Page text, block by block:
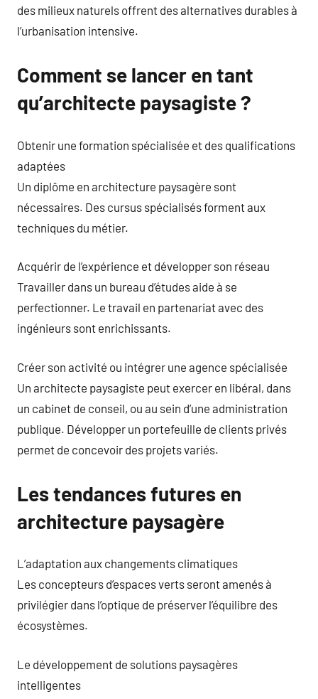
des milieux naturels offrent des alternatives durables à
l’urbanisation intensive.
Comment se lancer en tant
qu’architecte paysagiste ?
Obtenir une formation spécialisée et des qualifications
adaptées
Un diplôme en architecture paysagère sont
nécessaires. Des cursus spécialisés forment aux
techniques du métier.
Acquérir de l’expérience et développer son réseau
Travailler dans un bureau d’études aide à se
perfectionner. Le travail en partenariat avec des
ingénieurs sont enrichissants.
Créer son activité ou intégrer une agence spécialisée
Un architecte paysagiste peut exercer en libéral, dans
un cabinet de conseil, ou au sein d’une administration
publique. Développer un portefeuille de clients privés
permet de concevoir des projets variés.
Les tendances futures en
architecture paysagère
L’adaptation aux changements climatiques
Les concepteurs d’espaces verts seront amenés à
privilégier dans l’optique de préserver l’équilibre des
écosystèmes.
Le développement de solutions paysagères
intelligentes